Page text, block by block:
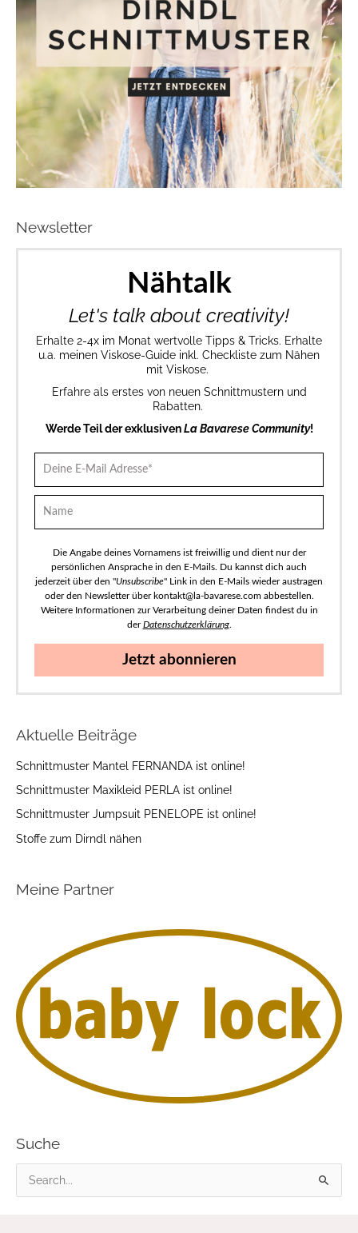
Newsletter
Nähtalk
Let's talk about creativity!
Erhalte 2-4x im Monat wertvolle Tipps & Tricks. Erhalte
u.a. meinen Viskose-Guide inkl. Checkliste zum Nähen
mit Viskose.
Erfahre als erstes von neuen Schnittmustern und
Rabatten.
Werde Teil der exklusivenLa Bavarese Community!
Die Angabe deines Vornamens ist freiwillig und dient nur der
persönlichen Ansprache in den E-Mails. Du kannst dich auch
jederzeit über den "Unsubscribe" Link in den E-Mails wieder austragen
oder den Newsletter über kontakt@la-bavarese.com abbestellen.
Weitere Informationen zur Verarbeitung deiner Daten findest du in
derDatenschutzerklärung.
Jetzt abonnieren
Aktuelle Beiträge
Schnittmuster Mantel FERNANDA ist online!
Schnittmuster Maxikleid PERLA ist online!
Schnittmuster Jumpsuit PENELOPE ist online!
Stoffe zum Dirndl nähen
Meine Partner
Suche